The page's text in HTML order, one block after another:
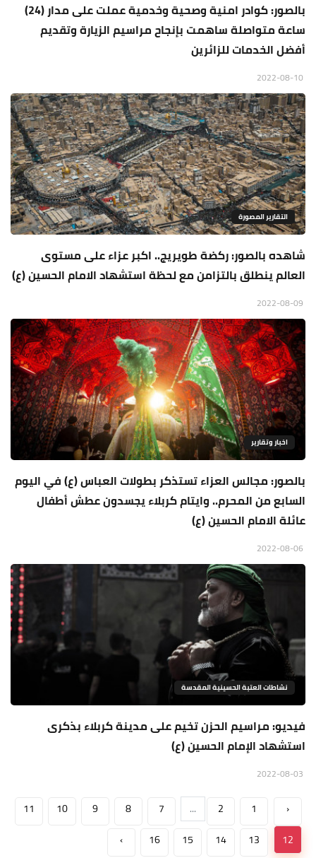
بالصور: كوادر امنية وصحية وخدمية عملت على مدار (24)
ساعة متواصلة ساهمت بإنجاح مراسيم الزيارة وتقديم
أفضل الخدمات للزائرين
التقارير المصورة
شاهده بالصور: ركضة طويريج.. اكبر عزاء على مستوى
العالم ينطلق بالتزامن مع لحظة استشهاد الامام الحسين (ع)
اخبار وتقارير
بالصور: مجالس العزاء تستذكر بطولات العباس (ع) في اليوم
السابع من المحرم.. وايتام كربلاء يجسدون عطش أطفال
عائلة الامام الحسين (ع)
نشاطات العتبة الحسينية المقدسة
فيديو: مراسيم الحزن تخيم على مدينة كربلاء بذكرى
استشهاد الإمام الحسين (ع)
‹
1
2
...
7
8
9
10
11
12
13
14
15
16
›